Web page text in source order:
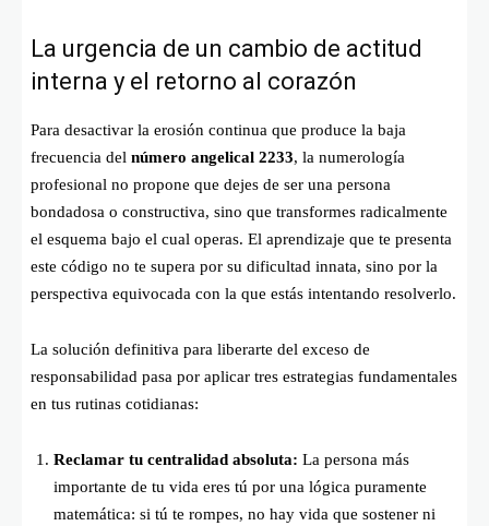
La urgencia de un cambio de actitud
interna y el retorno al corazón
Para desactivar la erosión continua que produce la baja
frecuencia del número angelical 2233, la numerología
profesional no propone que dejes de ser una persona
bondadosa o constructiva, sino que transformes radicalmente
el esquema bajo el cual operas. El aprendizaje que te presenta
este código no te supera por su dificultad innata, sino por la
perspectiva equivocada con la que estás intentando resolverlo.
La solución definitiva para liberarte del exceso de
responsabilidad pasa por aplicar tres estrategias fundamentales
en tus rutinas cotidianas:
Reclamar tu centralidad absoluta: La persona más
importante de tu vida eres tú por una lógica puramente
matemática: si tú te rompes, no hay vida que sostener ni